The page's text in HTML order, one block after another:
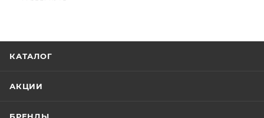
дышащим слоем. На лицевой стороне – элемент из
КАТАЛОГ
АКЦИИ